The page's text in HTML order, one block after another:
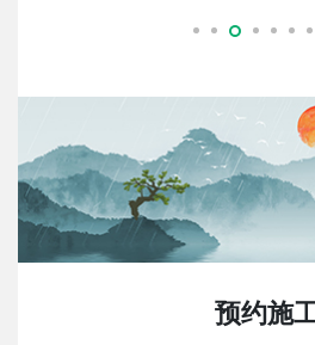
预约施